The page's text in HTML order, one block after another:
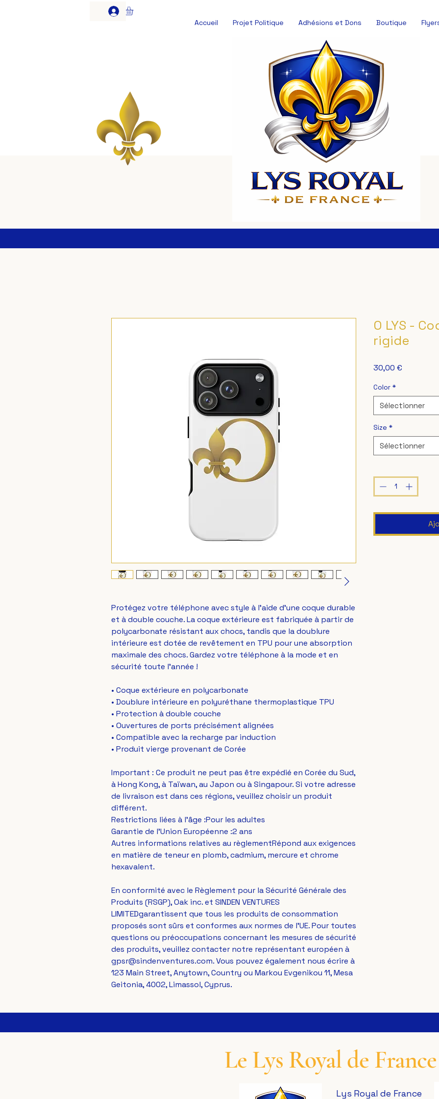
Accueil Projet Politique Adhésions et Dons Boutique
Protégez votre téléphone avec style à l'aide d'une coque durable
et à double couche. La coque extérieure est fabriquée à partir de
polycarbonate résistant aux chocs, tandis que la doublure
intérieure est dotée de revêtement en TPU pour une absorption
maximale des chocs. Gardez votre téléphone à la mode et en
sécurité toute l'année !
• Coque extérieure en polycarbonate
• Doublure intérieure en polyuréthane thermoplastique TPU
• Protection à double couche
• Ouvertures de ports précisément alignées
• Compatible avec la recharge par induction
• Produit vierge provenant de Corée
Important : Ce produit ne peut pas être expédié en Corée du Sud,
à Hong Kong, à Taïwan, au Japon ou à Singapour. Si votre adresse
de livraison est dans ces régions, veuillez choisir un produit
différent.
Restrictions liées à l'âge :Pour les adultes
Garantie de l'Union Européenne :2 ans
Autres informations relatives au règlementRépond aux exigences
en matière de teneur en plomb, cadmium, mercure et chrome
hexavalent.
En conformité avec le Règlement pour la Sécurité Générale des
Produits (RSGP), Oak inc. et SINDEN VENTURES
LIMITEDgarantissent que tous les produits de consommation
proposés sont sûrs et conformes aux normes de l'UE. Pour toutes
questions ou préoccupations concernant les mesures de sécurité
gpsr@sindenventures.com
123 Main Street, Anytown, Country ou Markou Evgenikou 11, Mesa
Geitonia, 4002, Limassol, Cyprus.
O LYS -
rigide
30,00 €
Color *
Sélectionner
Size *
Sélectionner
Le Lys Royal de France
Lys Royal de France